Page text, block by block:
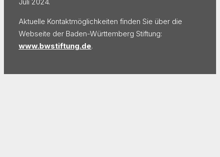
Aktuelle Kontaktmöglichkeiten finden Sie über die
Webseite der Baden-Württemberg Stiftung:
www.bwstiftung.de.